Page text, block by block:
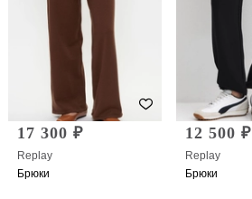
17 300 ₽
Replay
Брюки
12 500 ₽
Replay
Брюки